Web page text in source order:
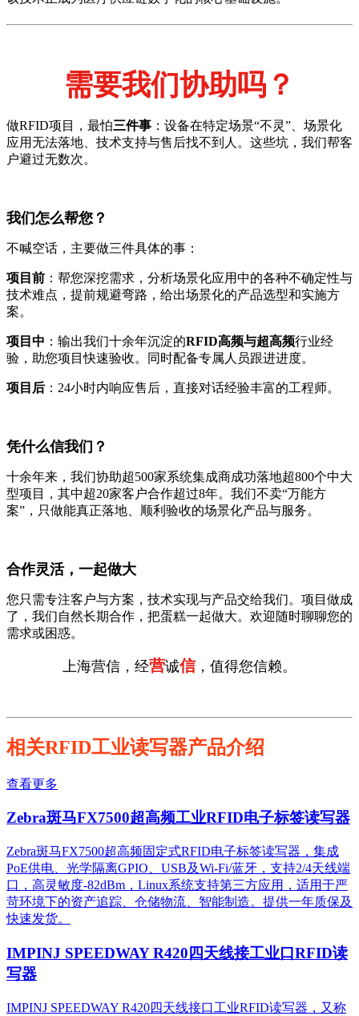
需要我们协助吗？
做RFID项目，最怕三件事 ：设备在特定场景“不灵”、场景化
应用无法落地、技术支持与售后找不到人。这些坑，我们帮客
户避过无数次。
我们怎么帮您？
不喊空话，主要做三件具体的事：
项目前 ：帮您深挖需求，分析场景化应用中的各种不确定性与
技术难点，提前规避弯路，给出场景化的产品选型和实施方
案。
项目中 ：输出我们十余年沉淀的RFID高频与超高频行业经
验，助您项目快速验收。同时配备专属人员跟进进度。
项目后 ：24小时内响应售后，直接对话经验丰富的工程师。
凭什么信我们？
十余年来，我们协助超500家系统集成商成功落地超800个中大
型项目，其中超20家客户合作超过8年。我们不卖“万能方
案”，只做能真正落地、顺利验收的场景化产品与服务。
合作灵活，一起做大
您只需专注客户与方案，技术实现与产品交给我们。项目做成
了，我们自然长期合作，把蛋糕一起做大。欢迎随时聊聊您的
需求或困惑。
上海营信，经营诚信，值得您信赖。
相关RFID工业读写器产品介绍
查看更多
Zebra斑马FX7500超高频工业RFID电子标签读写器
Zebra斑马FX7500超高频固定式RFID电子标签读写器，集成
PoE供电、光学隔离GPIO、USB及Wi-Fi/蓝牙，支持2/4天线端
口，高灵敏度-82dBm，Linux系统支持第三方应用，适用于严
苛环境下的资产追踪、仓储物流、智能制造。提供一年质保及
快速发货。
IMPINJ SPEEDWAY R420四天线接工业口RFID读
写器
IMPINJ SPEEDWAY R420四天线接口工业RFID读写器，又称